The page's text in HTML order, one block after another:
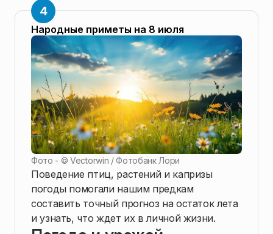
Народные приметы на 8 июля
Фото - ©Vectorwin / Фотобанк Лори
Поведение птиц, растений и капризы
погоды помогали нашим предкам
составить точный прогноз на остаток лета
и узнать, что ждет их в личной жизни.